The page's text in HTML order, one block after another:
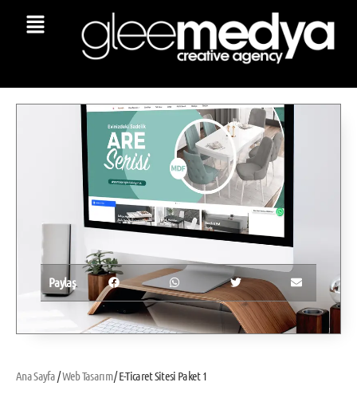
Ana Sayfa/Web Tasarım/ E-Ticaret Sitesi Paket 1
Paylaş